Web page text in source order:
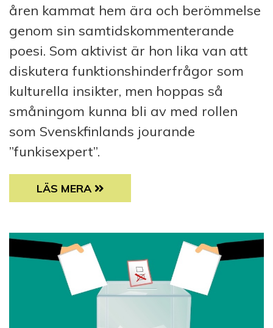
åren kammat hem ära och berömmelse
genom sin samtidskommenterande
poesi. Som aktivist är hon lika van att
diskutera funktionshinderfrågor som
kulturella insikter, men hoppas så
småningom kunna bli av med rollen
som Svenskfinlands jourande
”funkisexpert”.
POETEN ROSANNA FELLMAN LEVER PÅ
LÄS MERA